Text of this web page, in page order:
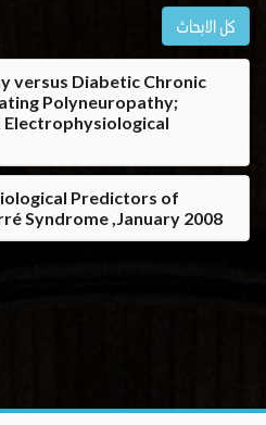
كل الابحاث
versus Diabetic Chronic
Polyneuropathy;
Predictors of
Syndrome ,January 2008